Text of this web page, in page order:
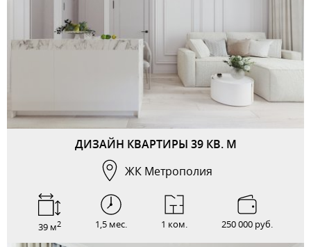
ДИЗАЙН КВАРТИРЫ 39 КВ. М
ЖК Метрополия
39 м2 1,5 мес. 1 ком. 250 000 руб.